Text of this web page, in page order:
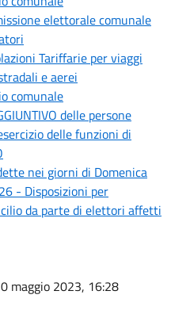
elettorale comunale
Tariffarie per viaggi
e aerei
comunale
delle persone
delle funzioni di
nei giorni di Domenica
- Disposizioni per
da parte di elettori affetti
maggio 2023, 16:28